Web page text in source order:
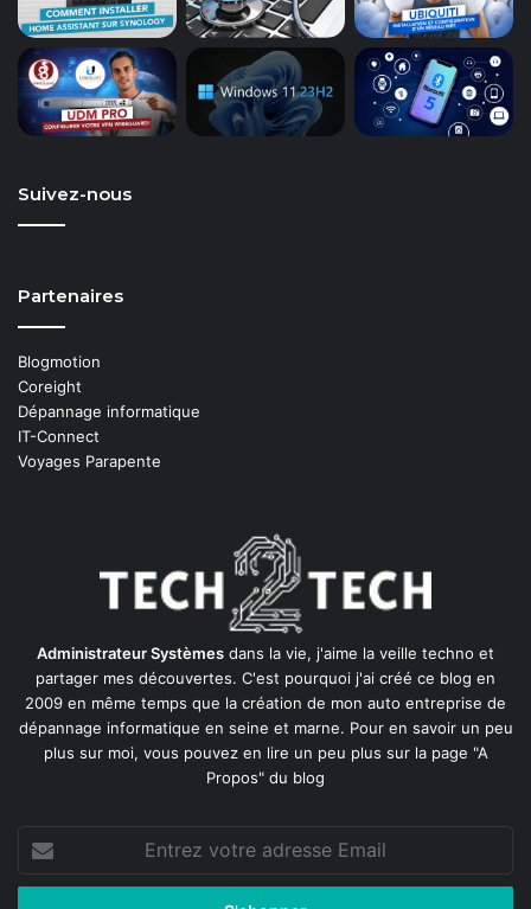
Suivez-nous
Partenaires
Blogmotion
Coreight
Dépannage informatique
IT-Connect
Voyages Parapente
Administrateur Systèmes dans la vie, j'aime la veille techno et
partager mes découvertes. C'est pourquoi j'ai créé ce blog en
2009 en même temps que la création de mon auto entreprise de
dépannage informatique en seine et marne. Pour en savoir un peu
plus sur moi, vous pouvez en lire un peu plus sur la page "A
Propos" du blog
votre
adresse